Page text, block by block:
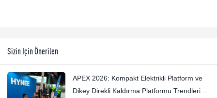
Sizin Için Önerilen
APEX 2026: Kompakt Elektrikli Platform ve
Dikey Direkli Kaldırma Platformu Trendleri —